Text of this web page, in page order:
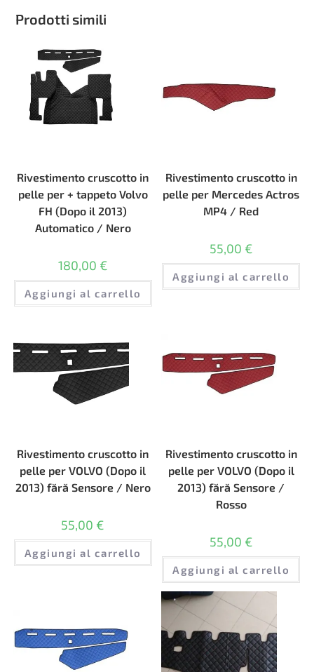
Prodotti simili
Rivestimento cruscotto in
pelle per + tappeto Volvo
FH (Dopo il 2013)
Automatico / Nero
180,00 €
Aggiungi al carrello
Rivestimento cruscotto in
pelle per Mercedes Actros
MP4 / Red
55,00 €
Aggiungi al carrello
Rivestimento cruscotto in
pelle per VOLVO (Dopo il
2013) fără Sensore / Nero
55,00 €
Aggiungi al carrello
Rivestimento cruscotto in
pelle per VOLVO (Dopo il
2013) fără Sensore /
Rosso
55,00 €
Aggiungi al carrello